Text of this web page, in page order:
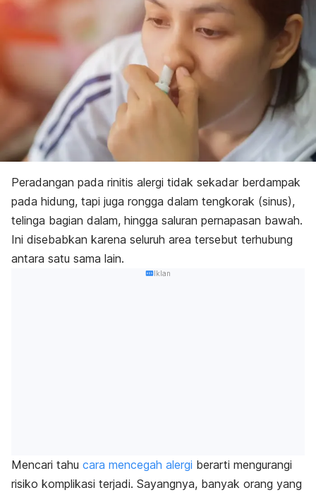
Peradangan pada rinitis alergi tidak sekadar berdampak
pada hidung, tapi juga rongga dalam tengkorak (sinus),
telinga bagian dalam, hingga saluran pernapasan bawah.
Ini disebabkan karena seluruh area tersebut terhubung
antara satu sama lain.
Iklan
Mencari tahu cara mencegah alergi berarti mengurangi
risiko komplikasi terjadi. Sayangnya, banyak orang yang